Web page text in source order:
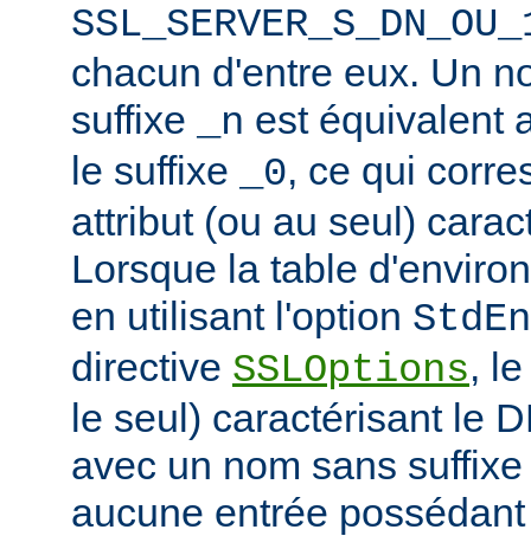
chacun d'entre eux. Un
suffixe
_n est équivalent
le suffixe
_0, ce qui
attribut (ou au seul)
Lorsque la table
en utilisant l'option
directive SSLOptions,
le seul) caractérisant le
avec un nom sans
aucune entrée